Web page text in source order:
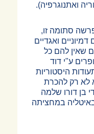
ואתנוגרפיה).
סתומה זו,
ואגדיים
שאין להם כל
ע"י דוד
היסטוריות
לא רק להכרת
בן דורו שלמה
במחציתה